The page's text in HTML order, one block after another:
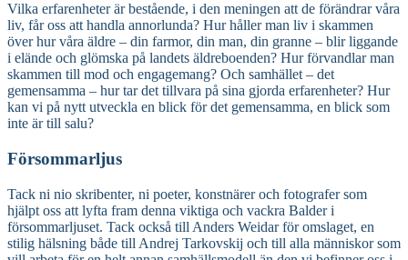
Vilka erfarenheter är bestående, i den meningen att de förändrar våra
liv, får oss att handla annorlunda? Hur håller man liv i skammen
över hur våra äldre – din farmor, din man, din granne – blir liggande
i elände och glömska på landets äldreboenden? Hur förvandlar man
skammen till mod och engagemang? Och samhället – det
gemensamma – hur tar det tillvara på sina gjorda erfarenheter? Hur
kan vi på nytt utveckla en blick för det gemensamma, en blick som
inte är till salu?
Försommarljus
Tack ni nio skribenter, ni poeter, konstnärer och fotografer som
hjälpt oss att lyfta fram denna viktiga och vackra Balder i
försommarljuset. Tack också till Anders Weidar för omslaget, en
stilig hälsning både till Andrej Tarkovskij och till alla människor som